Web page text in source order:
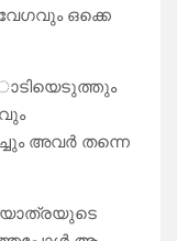
ഒക്കെ
ഒാടിയെടുത്തും
അവർ തന്നെ